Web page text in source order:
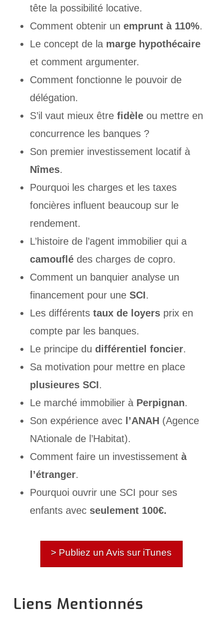
tête la possibilité locative.
Comment obtenir un emprunt à 110%.
Le concept de la marge hypothécaire
et comment argumenter.
Comment fonctionne le pouvoir de
délégation.
S’il vaut mieux être fidèleou mettre en
concurrence les banques ?
Son premier investissement locatif à
Nîmes.
Pourquoi les charges et les taxes
foncières influent beaucoup sur le
rendement.
L’histoire de l’agent immobilier qui a
camouflédes charges de copro.
Comment un banquier analyse un
financement pour une SCI.
Les différents taux de loyersprix en
compte par les banques.
Le principe du différentiel foncier.
Sa motivation pour mettre en place
plusieures SCI.
Le marché immobilier à Perpignan.
Son expérience avec l’ANAH (Agence
NAtionale de l’Habitat).
Comment faire un investissement à
l’étranger.
Pourquoi ouvrir une SCI pour ses
enfants avec seulement 100€.
> Publiez un Avis sur iTunes
Liens Mentionnés